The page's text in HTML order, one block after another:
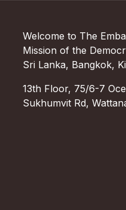
Welcome to The
Mission of the
Sri Lanka, Bangkok,
13th Floor, 75/6-7
Sukhumvit Rd,